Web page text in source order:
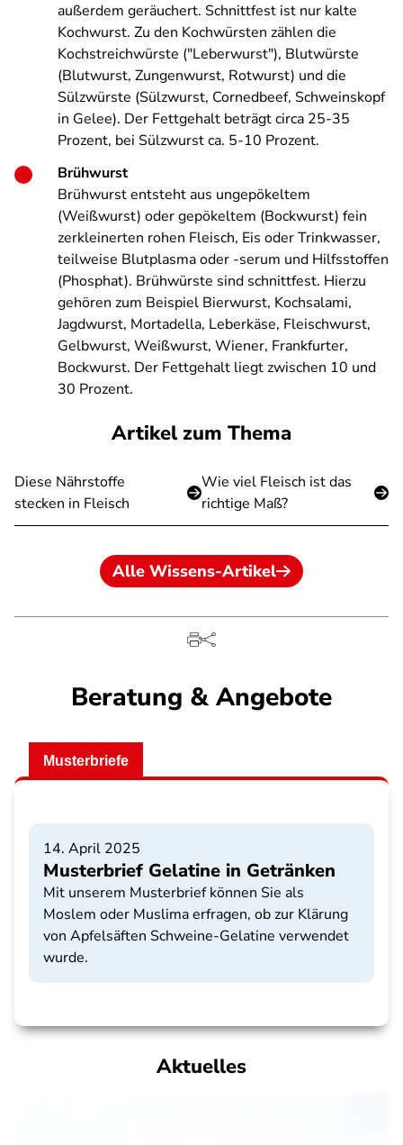
außerdem geräuchert. Schnittfest ist nur kalte
Kochwurst. Zu den Kochwürsten zählen die
Kochstreichwürste ("Leberwurst"), Blutwürste
(Blutwurst, Zungenwurst, Rotwurst) und die
Sülzwürste (Sülzwurst, Cornedbeef, Schweinskopf
in Gelee). Der Fettgehalt beträgt circa 25-35
Prozent, bei Sülzwurst ca. 5-10 Prozent.
Brühwurst
Brühwurst entsteht aus ungepökeltem
(Weißwurst) oder gepökeltem (Bockwurst) fein
zerkleinerten rohen Fleisch, Eis oder Trinkwasser,
teilweise Blutplasma oder -serum und Hilfsstoffen
(Phosphat). Brühwürste sind schnittfest. Hierzu
gehören zum Beispiel Bierwurst, Kochsalami,
Jagdwurst, Mortadella, Leberkäse, Fleischwurst,
Gelbwurst, Weißwurst, Wiener, Frankfurter,
Bockwurst. Der Fettgehalt liegt zwischen 10 und
30 Prozent.
Artikel zum Thema
Diese Nährstoffe
stecken in Fleisch
Wie viel Fleisch ist das
richtige Maß?
Alle Wissens-Artikel
Beratung & Angebote
Musterbriefe
14. April 2025
Musterbrief Gelatine in Getränken
Mit unserem Musterbrief können Sie als
Moslem oder Muslima erfragen, ob zur Klärung
von Apfelsäften Schweine-Gelatine verwendet
wurde.
Aktuelles